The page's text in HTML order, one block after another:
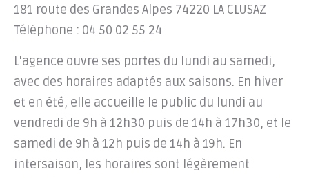
181 route des Grandes Alpes 74220 LA CLUSAZ
Téléphone : 04 50 02 55 24
L'agence ouvre ses portes du lundi au samedi,
avec des horaires adaptés aux saisons. En hiver
et en été, elle accueille le public du lundi au
vendredi de 9h à 12h30 puis de 14h à 17h30, et le
samedi de 9h à 12h puis de 14h à 19h. En
intersaison, les horaires sont légèrement